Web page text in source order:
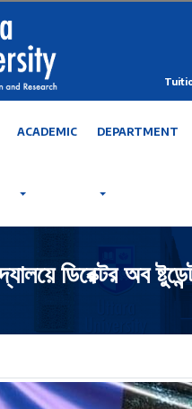
ACADEMIC DEPARTMENT
ডিরেক্টর অব